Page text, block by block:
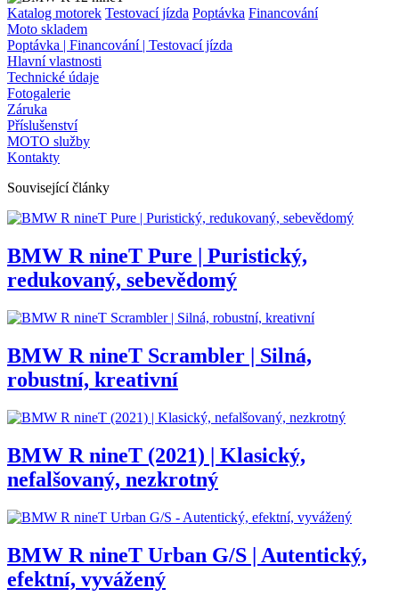
Katalog motorek Testovací jízda Poptávka Financování
Moto skladem
Poptávka | Financování | Testovací jízda
Hlavní vlastnosti
Technické údaje
Fotogalerie
Záruka
Příslušenství
MOTO služby
Kontakty
Související články
BMW R nineT Pure | Puristický,
redukovaný, sebevědomý
BMW R nineT Scrambler | Silná,
robustní, kreativní
BMW R nineT (2021) | Klasický,
nefalšovaný, nezkrotný
BMW R nineT Urban G/S | Autentický,
efektní, vyvážený